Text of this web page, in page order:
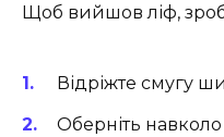
Щоб вийшов ліф,
Відріжте смугу
Оберніть